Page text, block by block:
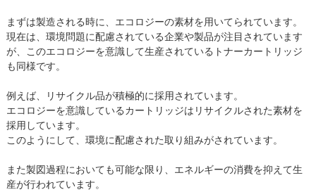
まずは製造される時に、エコロジーの素材を用いてられています。
現在は、環境問題に配慮されている企業や製品が注目されています
が、このエコロジーを意識して生産されているトナーカートリッジ
も同様です。
例えば、リサイクル品が積極的に採用されています。
エコロジーを意識しているカートリッジはリサイクルされた素材を
採用しています。
このようにして、環境に配慮された取り組みがされています。
また製図過程においても可能な限り、エネルギーの消費を抑えて生
産が行われています。